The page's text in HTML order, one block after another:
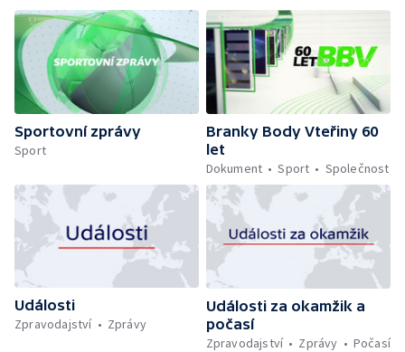
Sportovní zprávy
Sport
Branky Body Vteřiny 60
let
Dokument
Sport Společnost
Události
Zpravodajství
Zprávy
Události za okamžik a
počasí
Zpravodajství
Zprávy Počasí